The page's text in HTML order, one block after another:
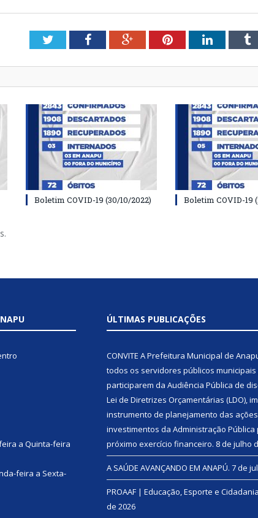
TwitterFacebookGoogle+PinterestLinkedIn
Boletim COVID-19 (30/10/2022) Boletim COVID-19
a Quinta-feira
feira a Sexta-
ÚLTIMAS PUBLICAÇÕES
CONVITE A Prefeitura Municipal de
todos os servidores públicos municipais
participarem da Audiência Pública de
Lei de Diretrizes Orçamentárias (LDO),
instrumento de planejamento das
investimentos da Administração Pública
próximo exercício financeiro. 8 de julho
A SAÚDE AVANÇANDO EM ANAPÚ. 7 de
PROAAF | Educação, Esporte e
de 2026